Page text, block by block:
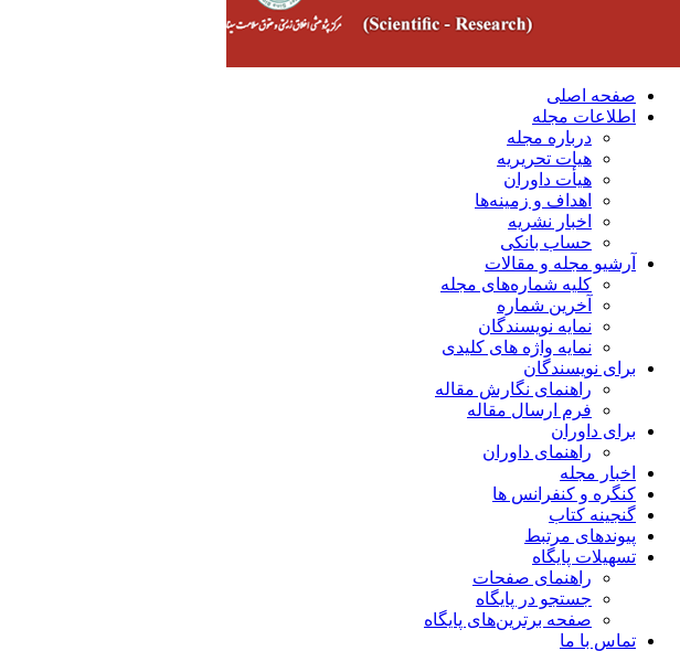
صفحه اصلی
اطلاعات مجله
درباره مجله
هیات تحریریه
هیأت داوران
اهداف و زمینه‌ها
اخبار نشریه
حساب بانکی
آرشیو مجله و مقالات
کلیه شماره‌های مجله
آخرین شماره
نمایه نویسندگان
نمایه واژه های کلیدی
برای نویسندگان
راهنمای نگارش مقاله
فرم ارسال مقاله
برای داوران
راهنمای داوران
اخبار مجله
کنگره و کنفرانس ها
گنجینه کتاب
پیوندهای مرتبط
تسهیلات پایگاه
راهنمای صفحات
جستجو در پایگاه
صفحه برترین‌های پایگاه
تماس با ما